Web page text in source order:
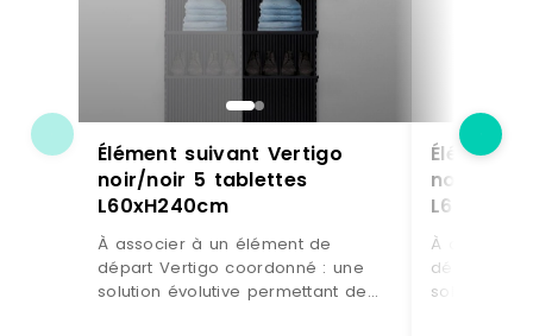
Élément suivant Vertigo
noir/noir 5 tablettes
L60xH240cm
À associer à un élément de
départ Vertigo coordonné : une
solution évolutive permettant de
Élément
noir/noir
À associer
départ
solution